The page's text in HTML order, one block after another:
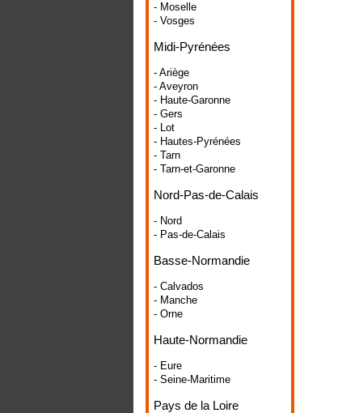
- Moselle
- Vosges
Midi-Pyrénées
- Ariège
- Aveyron
- Haute-Garonne
- Gers
- Lot
- Hautes-Pyrénées
- Tarn
- Tarn-et-Garonne
Nord-Pas-de-Calais
- Nord
- Pas-de-Calais
Basse-Normandie
- Calvados
- Manche
- Orne
Haute-Normandie
- Eure
- Seine-Maritime
Pays de la Loire